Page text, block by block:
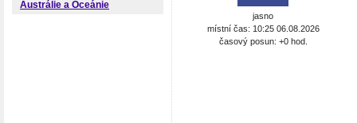
Austrálie a Oceánie
jasno
místní čas: 10:25 06.08.2026
časový posun: +0 hod.